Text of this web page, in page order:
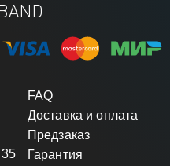
FAQ
Доставка и оплата
Предзаказ
Гарантия